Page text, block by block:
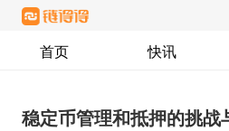
首页 快讯
稳定币管理和抵押的挑战